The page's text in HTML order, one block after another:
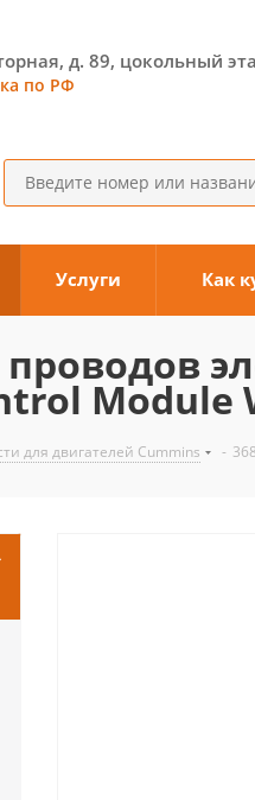
д. 89, цокольный
по РФ
Услуги Как
проводов
Module
для двигателей Cummins -